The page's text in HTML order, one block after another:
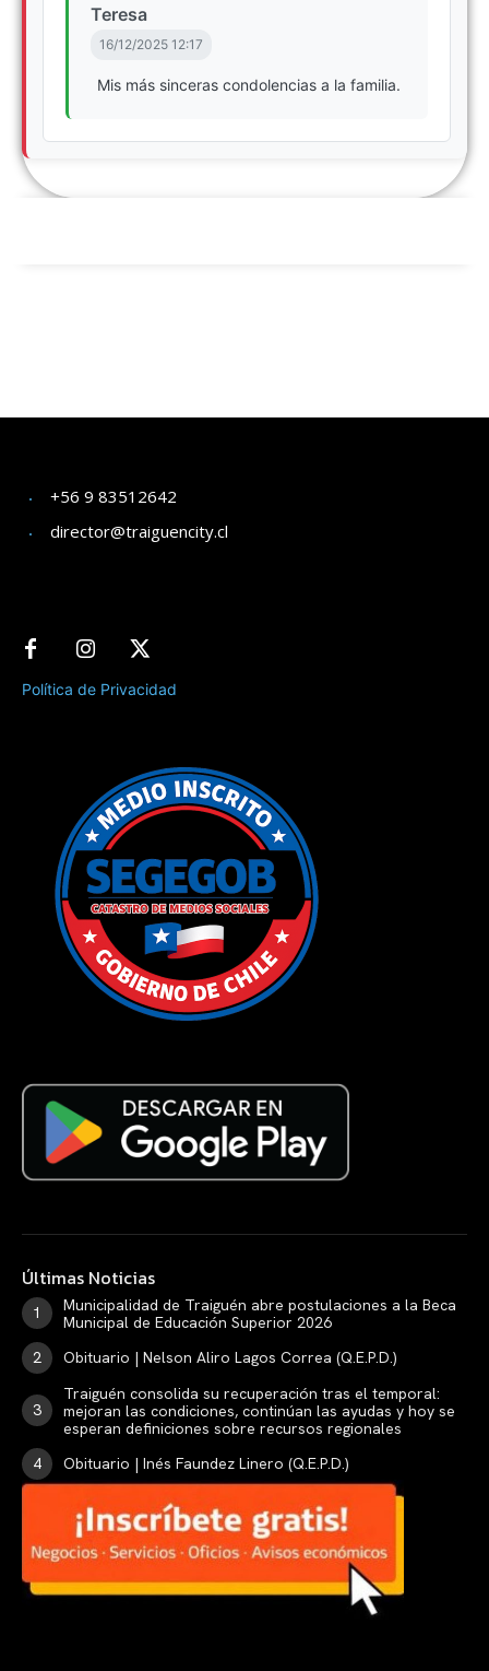
Teresa
16/12/2025 12:17
Mis más sinceras condolencias a la familia.
+56 9 83512642
director@traiguencity.cl
Política de Privacidad
Últimas Noticias
Municipalidad de Traiguén abre postulaciones a la Beca
Municipal de Educación Superior 2026
Obituario | Nelson Aliro Lagos Correa (Q.E.P.D.)
Traiguén consolida su recuperación tras el temporal:
mejoran las condiciones, continúan las ayudas y hoy se
esperan definiciones sobre recursos regionales
Obituario | Inés Faundez Linero (Q.E.P.D.)